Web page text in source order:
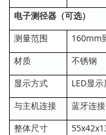
电子测径器（可选）
测量范围
160mm
材质
不锈钢
显示方式
LED显示
与主机连接
蓝牙连
整体尺寸